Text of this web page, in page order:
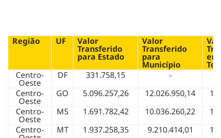
Região UF Valor
Transferido
para Estado
Valor
Transferido
para
Município
em
Centro-
Oeste
DF 331.758,15 -
Centro-
Oeste
GO 5.096.257,26 12.026.950,14
Centro-
Oeste
MS 1.691.782,42 10.036.260,22
Centro-
MT 1.937.258,35 9.210.414,01